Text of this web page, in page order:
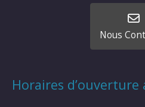
Nous
Horaires d’ouverture